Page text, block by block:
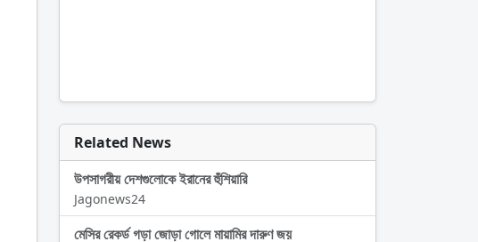
Related News
উপসাগরীয় দেশগুলোকে ইরানের হুঁশিয়ারি
Jagonews24
মেসির রেকর্ড গড়া জোড়া গোলে মায়ামির দারুণ জয়